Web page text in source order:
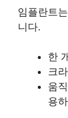
임플란트
니다.
한
크
움
용